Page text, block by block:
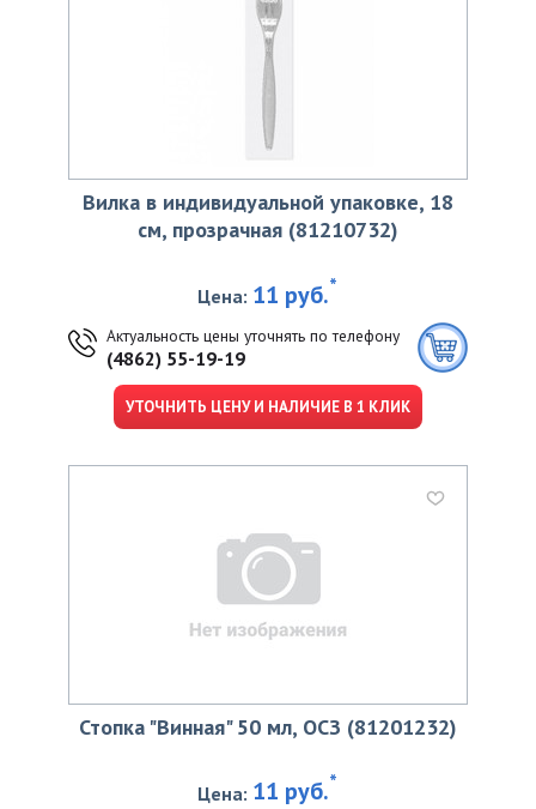
Вилка в индивидуальной упаковке, 18
см, прозрачная (81210732)
Цена: 11 руб.*
Актуальность цены уточнять по телефону
(4862) 55-19-19
УТОЧНИТЬ ЦЕНУ И НАЛИЧИЕ В 1 КЛИК
Стопка "Винная" 50 мл, ОСЗ (81201232)
Цена: 11 руб.*